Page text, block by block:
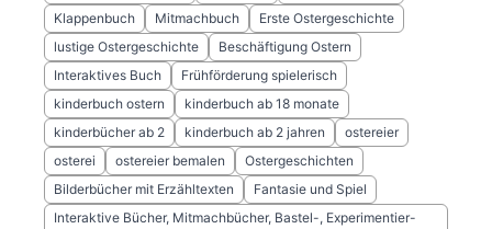
Klappenbuch
Mitmachbuch
Erste Ostergeschichte
lustige Ostergeschichte
Beschäftigung Ostern
Interaktives Buch
Frühförderung spielerisch
kinderbuch ostern
kinderbuch ab 18 monate
kinderbücher ab 2
kinderbuch ab 2 jahren
ostereier
osterei
ostereier bemalen
Ostergeschichten
Bilderbücher mit Erzähltexten
Fantasie und Spiel
Interaktive Bücher, Mitmachbücher, Bastel-, Experimentier-